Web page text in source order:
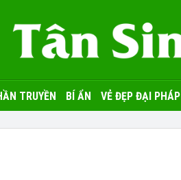
TRUYỀN BÍ ẨN VẺ ĐẸP ĐẠI PHÁP